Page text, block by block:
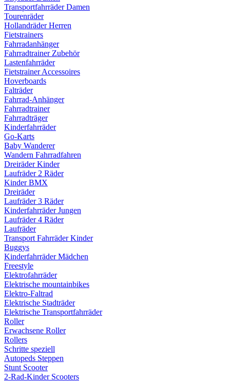
Transportfahrräder Damen
Tourenräder
Hollandräder Herren
Fietstrainers
Fahrradanhänger
Fahrradtrainer Zubehör
Lastenfahrräder
Fietstrainer Accessoires
Hoverboards
Falträder
Fahrrad-Anhänger
Fahrradtrainer
Fahrradträger
Kinderfahrräder
Go-Karts
Baby Wanderer
Wandern Fahrradfahren
Dreiräder Kinder
Laufräder 2 Räder
Kinder BMX
Dreiräder
Laufräder 3 Räder
Kinderfahrräder Jungen
Laufräder 4 Räder
Laufräder
Transport Fahrräder Kinder
Buggys
Kinderfahrräder Mädchen
Freestyle
Elektrofahrräder
Elektrische mountainbikes
Elektro-Faltrad
Elektrische Stadträder
Elektrische Transportfahrräder
Roller
Erwachsene Roller
Rollers
Schritte speziell
Autopeds Steppen
Stunt Scooter
2-Rad-Kinder Scooters